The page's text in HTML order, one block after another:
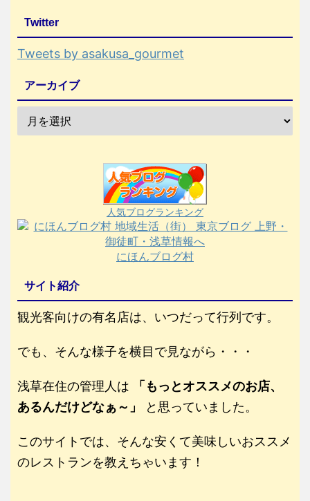
Twitter
Tweets by asakusa_gourmet
アーカイブ
人気ブログランキング
にほんブログ村
サイト紹介
観光客向けの有名店は、いつだって行列です。
でも、そんな様子を横目で見ながら・・・
浅草在住の管理人は
「もっとオススメのお店、
あるんだけどなぁ～」
と思っていました。
このサイトでは、そんな安くて美味しいおススメ
のレストランを教えちゃいます！